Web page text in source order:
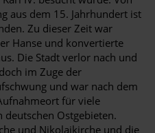
aus dem 15. Jahrhundert ist
Zu dieser Zeit war
Hanse und konvertierte
Die Stadt verlor nach und
im Zuge der
und war nach dem
für viele
deutschen Ostgebieten.
und Nikolaikirche und die